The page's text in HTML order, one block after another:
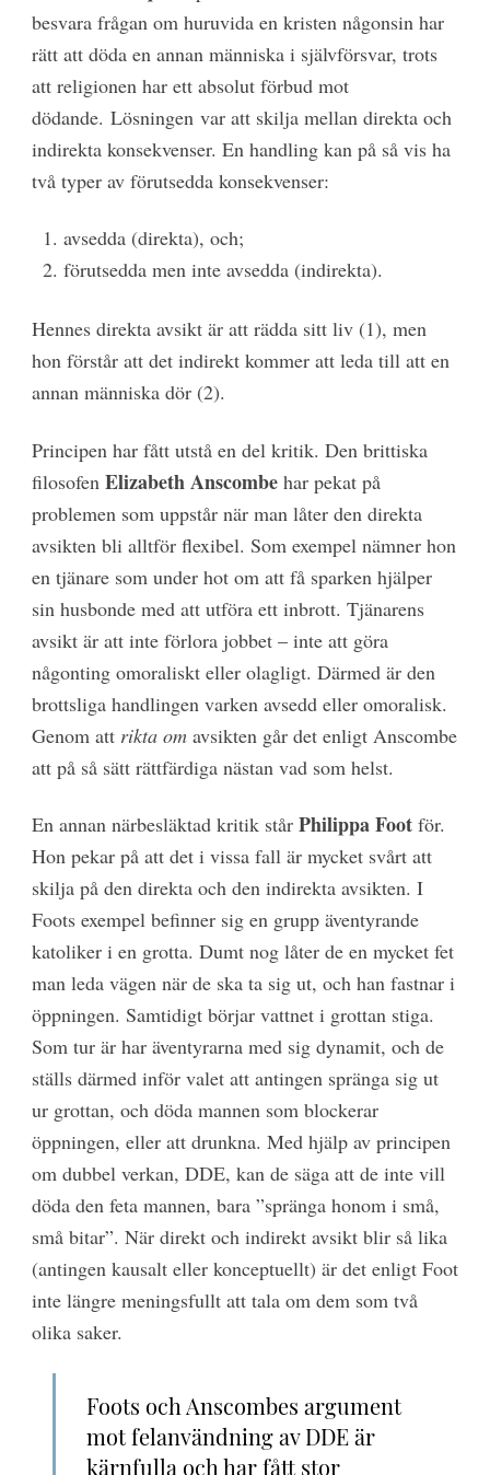
besvara frågan om huruvida en kristen någonsin har
rätt att döda en annan människa i självförsvar, trots
att religionen har ett absolut förbud mot
dödande. Lösningen var att skilja mellan direkta och
indirekta konsekvenser. En handling kan på så vis ha
två typer av förutsedda konsekvenser:
avsedda (direkta), och;
förutsedda men inte avsedda (indirekta).
Hennes direkta avsikt är att rädda sitt liv (1), men
hon förstår att det indirekt kommer att leda till att en
annan människa dör (2).
Principen har fått utstå en del kritik. Den brittiska
filosofen Elizabeth Anscombehar pekat på
problemen som uppstår när man låter den direkta
avsikten bli alltför flexibel. Som exempel nämner hon
en tjänare som under hot om att få sparken hjälper
sin husbonde med att utföra ett inbrott. Tjänarens
avsikt är att inte förlora jobbet – inte att göra
någonting omoraliskt eller olagligt. Därmed är den
brottsliga handlingen varken avsedd eller omoralisk.
Genom att rikta omavsikten går det enligt Anscombe
att på så sätt rättfärdiga nästan vad som helst.
En annan närbesläktad kritik står Philippa Footför.
Hon pekar på att det i vissa fall är mycket svårt att
skilja på den direkta och den indirekta avsikten. I
Foots exempel befinner sig en grupp äventyrande
katoliker i en grotta. Dumt nog låter de en mycket fet
man leda vägen när de ska ta sig ut, och han fastnar i
öppningen. Samtidigt börjar vattnet i grottan stiga.
Som tur är har äventyrarna med sig dynamit, och de
ställs därmed inför valet att antingen spränga sig ut
ur grottan, och döda mannen som blockerar
öppningen, eller att drunkna. Med hjälp av principen
om dubbel verkan, DDE, kan de säga att de inte vill
döda den feta mannen, bara ”spränga honom i små,
små bitar”. När direkt och indirekt avsikt blir så lika
(antingen kausalt eller konceptuellt) är det enligt Foot
inte längre meningsfullt att tala om dem som två
olika saker.
Foots och Anscombes argument
mot felanvändning av DDE är
kärnfulla och har fått stor